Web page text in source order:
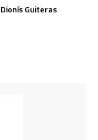
Dionís Guiteras